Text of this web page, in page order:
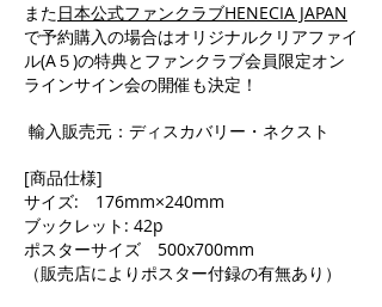
また日本公式ファンクラブHENECIA JAPAN
で予約購入の場合はオリジナルクリアファイ
ル(A５)の特典とファンクラブ会員限定オン
ラインサイン会の開催も決定！
輸入販売元：ディスカバリー・ネクスト
[商品仕様]
サイズ: 176mm×240mm
ブックレット: 42p
ポスターサイズ 500x700mm
（販売店によりポスター付録の有無あり）